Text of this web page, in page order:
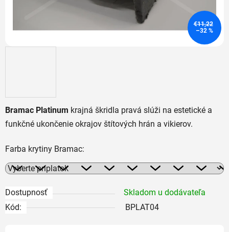
Bramac Platinum krajná škridla pravá slúži na estetické a
funkčné ukončenie okrajov štítových hrán a vikierov.
Farba krytiny Bramac:
Dostupnosť
Skladom u dodávateľa
Kód:
BPLAT04
€11,22
–32 %